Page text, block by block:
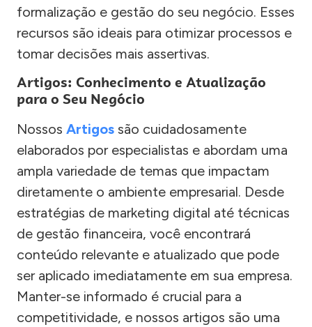
formalização e gestão do seu negócio. Esses
recursos são ideais para otimizar processos e
tomar decisões mais assertivas.
Artigos: Conhecimento e Atualização
para o Seu Negócio
Nossos Artigos são cuidadosamente
elaborados por especialistas e abordam uma
ampla variedade de temas que impactam
diretamente o ambiente empresarial. Desde
estratégias de marketing digital até técnicas
de gestão financeira, você encontrará
conteúdo relevante e atualizado que pode
ser aplicado imediatamente em sua empresa.
Manter-se informado é crucial para a
competitividade, e nossos artigos são uma